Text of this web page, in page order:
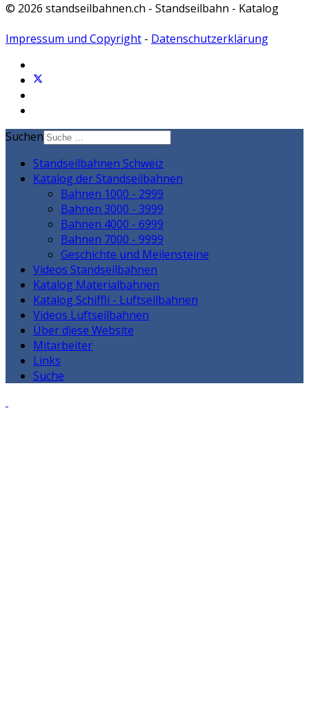
© 2026 standseilbahnen.ch - Standseilbahn - Katalog
Impressum und Copyright - Datenschutzerklärung
Suchen
Standseilbahnen Schweiz
Katalog der Standseilbahnen
Bahnen 1000 - 2999
Bahnen 3000 - 3999
Bahnen 4000 - 6999
Bahnen 7000 - 9999
Geschichte und Meilensteine
Videos Standseilbahnen
Katalog Materialbahnen
Katalog Schiffli - Luftseilbahnen
Videos Luftseilbahnen
Über diese Website
Mitarbeiter
Links
Suche